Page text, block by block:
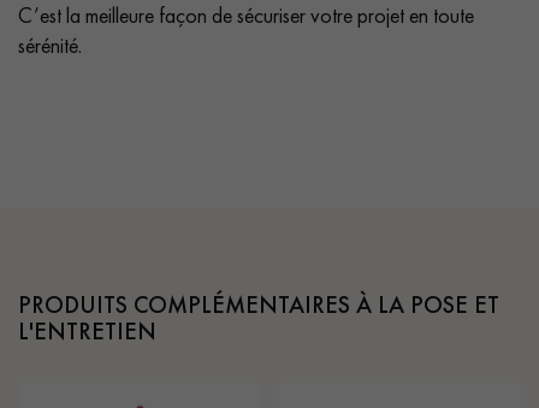
C’est la meilleure façon de sécuriser votre projet en toute
sérénité.
PRODUITS COMPLÉMENTAIRES À LA POSE ET
L'ENTRETIEN